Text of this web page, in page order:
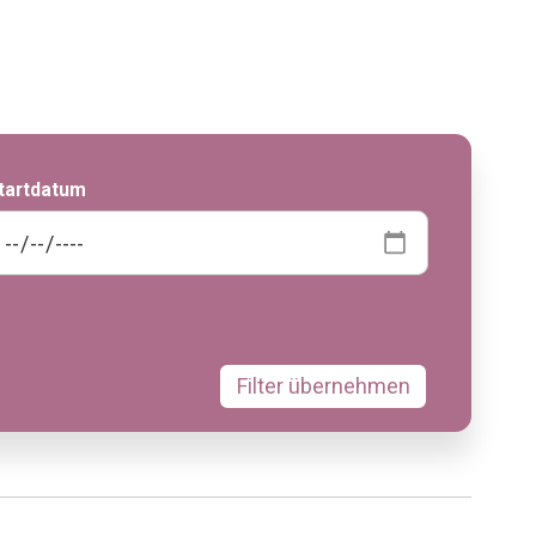
Filter übernehmen